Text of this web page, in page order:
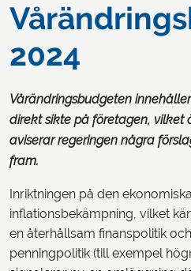
2024
Vårändringsbudgeten
direkt sikte på företagen, vilket
aviserar regeringen några
fram.
Inriktningen på den
inflationsbekämpning, vilket
en återhållsam finanspolitik
penningpolitik (till exempel